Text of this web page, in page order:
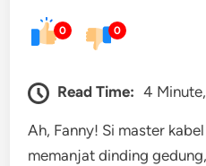
0 0
Read Time: 4
Ah, Fanny! Si master
memanjat dinding